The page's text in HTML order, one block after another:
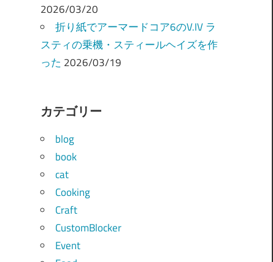
2026/03/20
折り紙でアーマードコア6のV.IV ラ
スティの乗機・スティールヘイズを作
った 2026/03/19
カテゴリー
blog
book
cat
Cooking
Craft
CustomBlocker
Event